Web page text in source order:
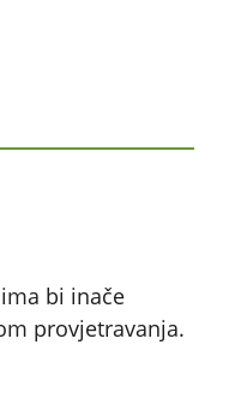
bi inače
provjetravanja.